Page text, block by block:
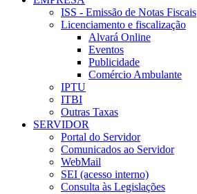
ISS - Emissão de Notas Fiscais
Licenciamento e fiscalização
Alvará Online
Eventos
Publicidade
Comércio Ambulante
IPTU
ITBI
Outras Taxas
SERVIDOR
Portal do Servidor
Comunicados ao Servidor
WebMail
SEI (acesso interno)
Consulta às Legislações